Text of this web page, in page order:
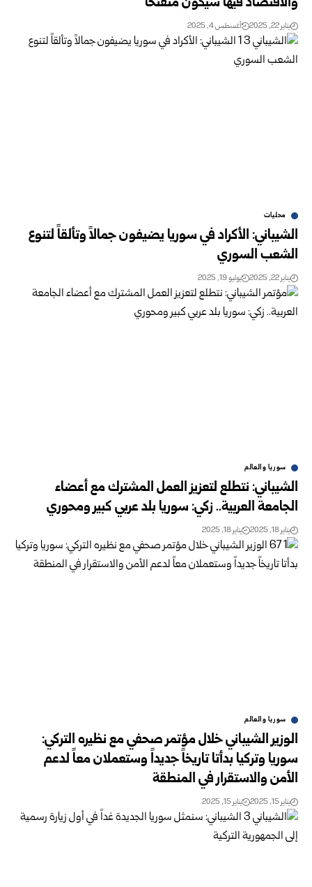
يناير 22, 2025 أغسطس 4, 2025
محليات
الشيباني: الأكراد في سوريا يضيفون جمالاً وتألقاً لتنوع
الشعب السوري
يناير 22, 2025 يوليو 19, 2025
سوريا والعالم
الشيباني: نتطلع لتعزيز العمل المشترك مع أعضاء
الجامعة العربية.. زكي: سوريا بلد عربي كبير ومحوري
يناير 18, 2025 يناير 18, 2025
سوريا والعالم
الوزير الشيباني خلال مؤتمر صحفي مع نظيره التركي:
سوريا وتركيا بدأتا تاريخاً جديداً وستعملان معاً لدعم
الأمن والاستقرار في المنطقة
يناير 15, 2025 يناير 15, 2025